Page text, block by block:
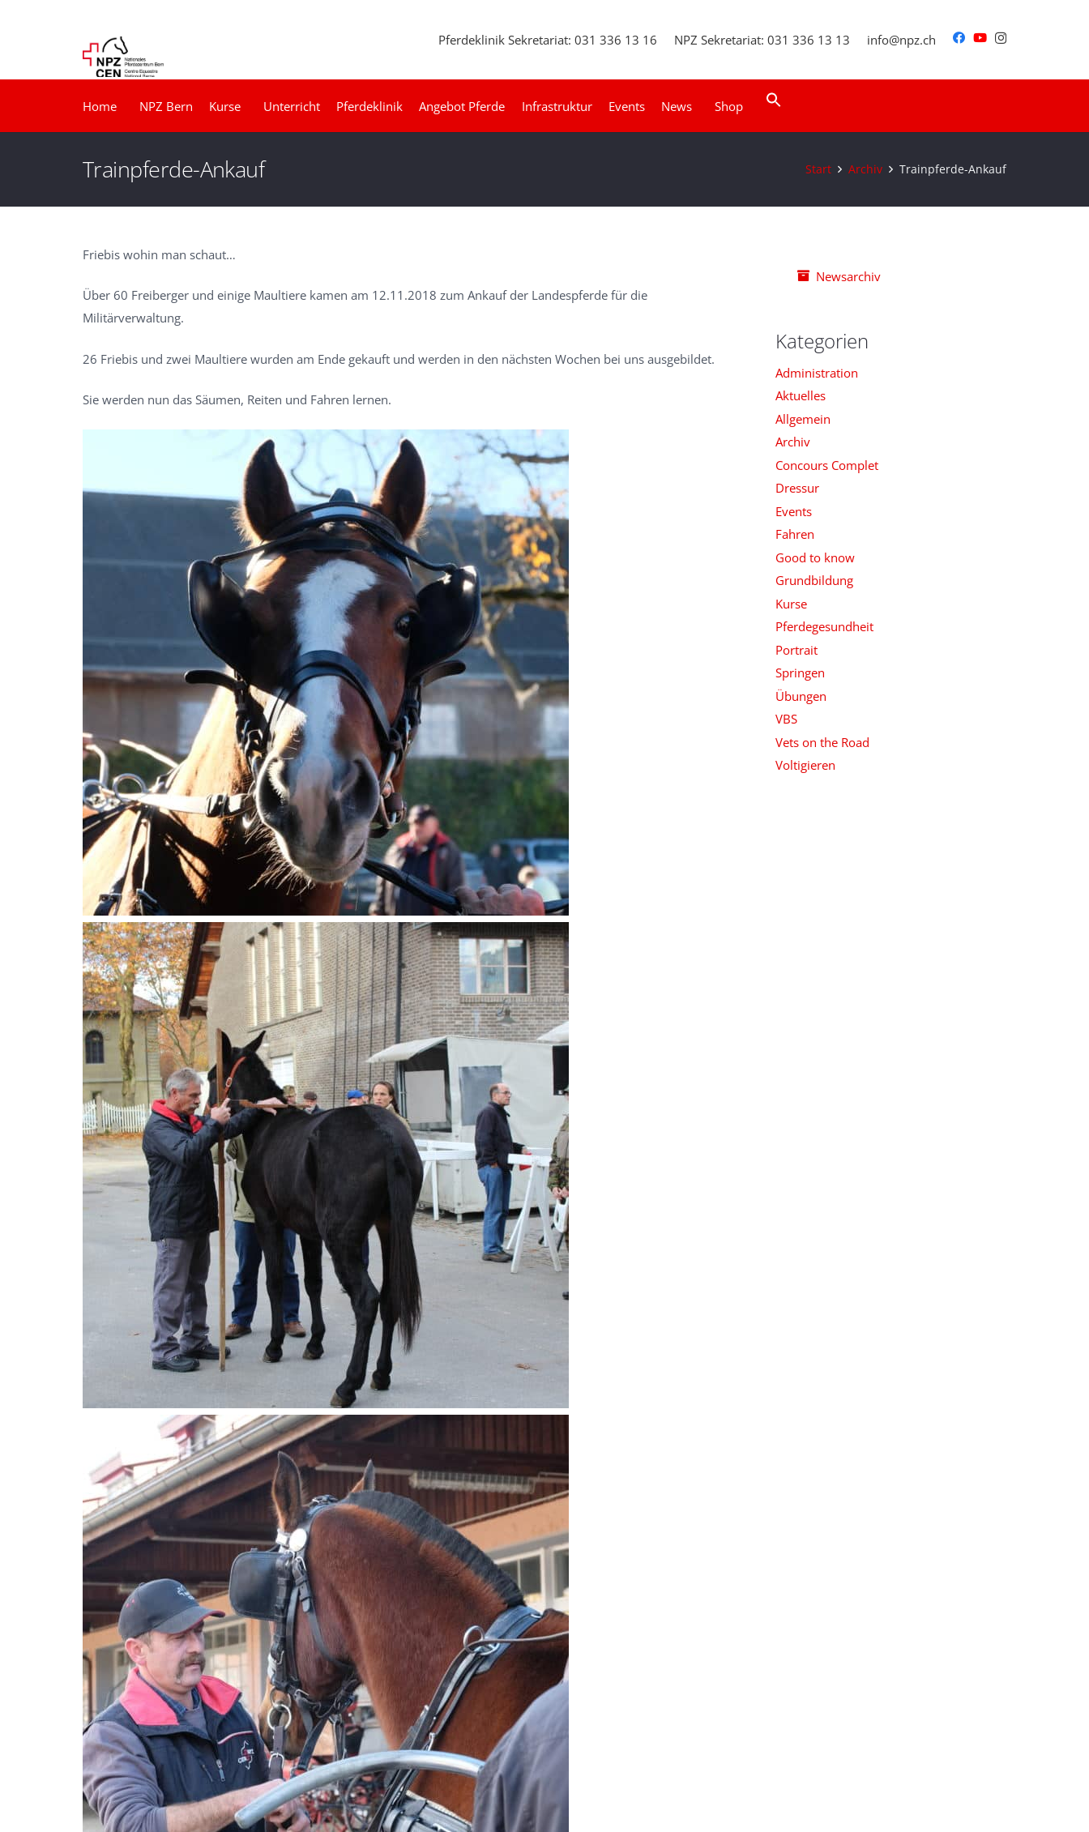
Pferdeklinik Sekretariat: 031 336 13 16 NPZ Sekretariat: 031 336 13 13 info@npz.ch
Home NPZ Bern Kurse Unterricht Pferdeklinik Angebot Pferde Infrastruktur Events News Shop for:
Trainpferde-Ankauf Start Archiv Trainpferde-Ankauf
Friebis wohin man schaut…
Über 60 Freiberger und einige Maultiere kamen am 12.11.2018 zum Ankauf der Landespferde für die
Militärverwaltung.
26 Friebis und zwei Maultiere wurden am Ende gekauft und werden in den nächsten Wochen bei uns ausgebildet.
Sie werden nun das Säumen, Reiten und Fahren lernen.
Newsarchiv
Kategorien
Administration
Aktuelles
Allgemein
Archiv
Concours Complet
Dressur
Events
Fahren
Good to know
Grundbildung
Kurse
Pferdegesundheit
Portrait
Springen
Übungen
VBS
Vets on the Road
Voltigieren